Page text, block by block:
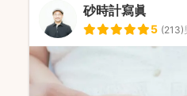
砂時計寫眞
5 (213)